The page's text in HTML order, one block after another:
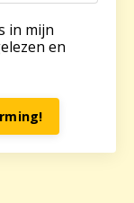
in mijn
en